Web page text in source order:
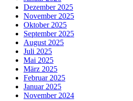
Dezember 2025
November 2025
Oktober 2025
September 2025
August 2025
Juli 2025
Mai 2025
März 2025
Februar 2025
Januar 2025
November 2024